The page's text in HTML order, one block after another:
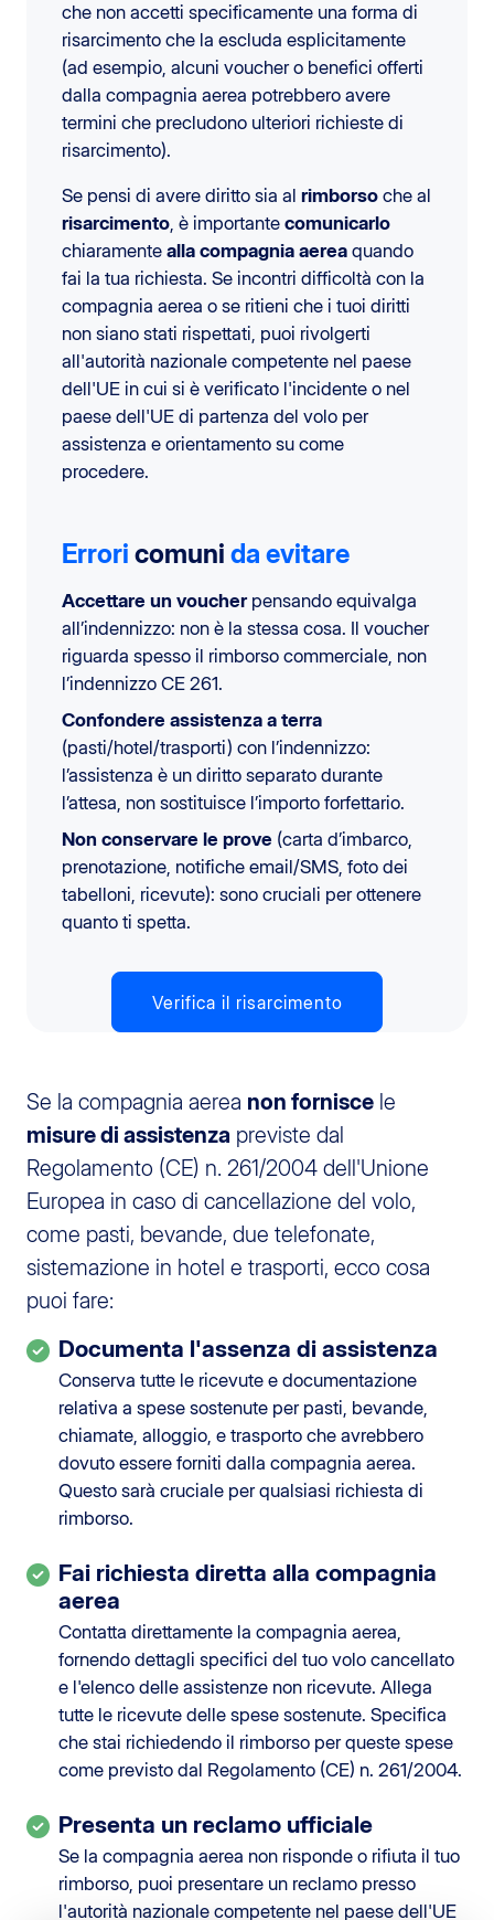
che non accetti specificamente una forma di
risarcimento che la escluda esplicitamente
(ad esempio, alcuni voucher o benefici offerti
dalla compagnia aerea potrebbero avere
termini che precludono ulteriori richieste di
risarcimento).
Se pensi di avere diritto sia al rimborso che al
risarcimento, è importante comunicarlo
chiaramente alla compagnia aerea quando
fai la tua richiesta. Se incontri difficoltà con la
compagnia aerea o se ritieni che i tuoi diritti
non siano stati rispettati, puoi rivolgerti
all'autorità nazionale competente nel paese
dell'UE in cui si è verificato l'incidente o nel
paese dell'UE di partenza del volo per
assistenza e orientamento su come
procedere.
Errori comuni da evitare
Accettare un voucherpensando equivalga
all’indennizzo: non è la stessa cosa. Il voucher
riguarda spesso il rimborso commerciale, non
l’indennizzo CE 261.
Confondere assistenza a terra
(pasti/hotel/trasporti) con l’indennizzo:
l’assistenza è un diritto separato durante
l’attesa, non sostituisce l’importo forfettario.
Non conservare le prove (carta d’imbarco,
prenotazione, notifiche email/SMS, foto dei
tabelloni, ricevute): sono cruciali per ottenere
quanto ti spetta.
Verifica il risarcimento
Se la compagnia aerea non fornisce le
misure di assistenza previste dal
Regolamento (CE) n. 261/2004 dell'Unione
Europea in caso di cancellazione del volo,
come pasti, bevande, due telefonate,
sistemazione in hotel e trasporti, ecco cosa
puoi fare:
Documenta l'assenza di assistenza
Conserva tutte le ricevute e documentazione
relativa a spese sostenute per pasti, bevande,
chiamate, alloggio, e trasporto che avrebbero
dovuto essere forniti dalla compagnia aerea.
Questo sarà cruciale per qualsiasi richiesta di
rimborso.
Fai richiesta diretta alla compagnia
aerea
Contatta direttamente la compagnia aerea,
fornendo dettagli specifici del tuo volo cancellato
e l'elenco delle assistenze non ricevute. Allega
tutte le ricevute delle spese sostenute. Specifica
che stai richiedendo il rimborso per queste spese
come previsto dal Regolamento (CE) n. 261/2004.
Presenta un reclamo ufficiale
Se la compagnia aerea non risponde o rifiuta il tuo
rimborso, puoi presentare un reclamo presso
l'autorità nazionale competente nel paese dell'UE